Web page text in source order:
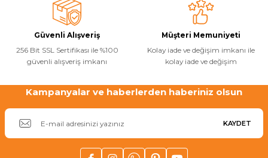
Güvenli Alışveriş
256 Bit SSL Sertifikası ile %100
güvenli alışveriş imkanı
Müşteri Memuniyeti
Kolay iade ve değişim imkanı ile
kolay iade ve değişim
Kampanyalar ve haberlerden haberiniz olsun
KAYDET